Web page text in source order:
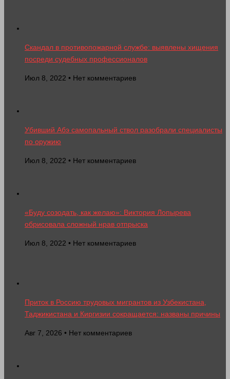
Скандал в противопожарной службе: выявлены хищения
посреди судебных профессионалов
Июл 8, 2022 • Нет комментариев
Убивший Абэ самопальный ствол разобрали специалисты
по оружию
Июл 8, 2022 • Нет комментариев
«Буду созодать, как желаю»: Виктория Лопырева
обрисовала сложный нрав отпрыска
Июл 8, 2022 • Нет комментариев
Приток в Россию трудовых мигрантов из Узбекистана,
Таджикистана и Киргизии сокращается: названы причины
Авг 7, 2026 • Нет комментариев